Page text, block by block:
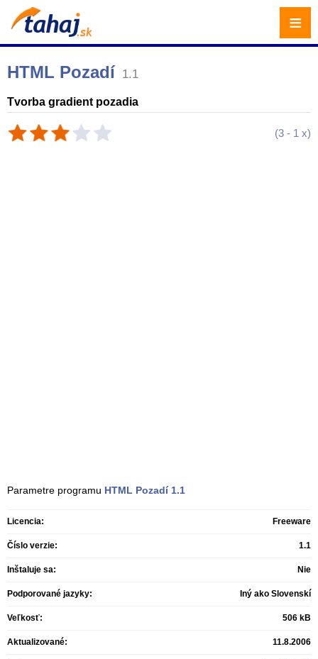
HTML Pozadí 1.1
Tvorba gradient pozadia
(3 - 1 x)
Parametre programu HTML Pozadí 1.1
Licencia: Freeware
Číslo verzie: 1.1
Inštaluje sa: Nie
Podporované jazyky: Iný ako Slovenskí
Veľkosť: 506 kB
Aktualizované: 11.8.2006
≡